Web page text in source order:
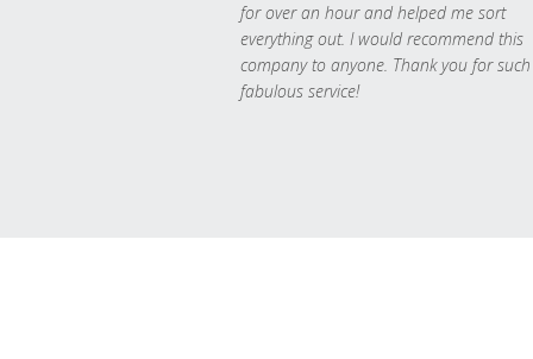
for over an hour and helped me sort
everything out. I would recommend this
company to anyone. Thank you for such
fabulous service!